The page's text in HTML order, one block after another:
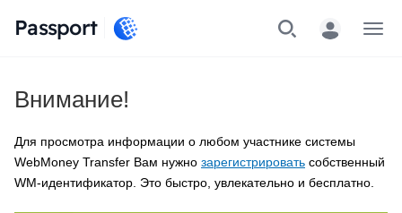
Passport
Внимание!
Для просмотра информации о любом участнике системы
WebMoney Transfer Вам нужно зарегистрировать собственный
WM-идентификатор. Это быстро, увлекательно и бесплатно.